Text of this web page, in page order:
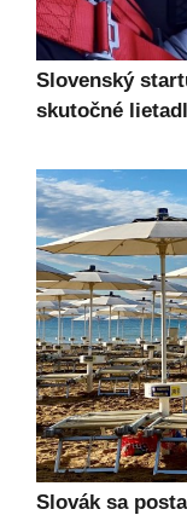
Slovenský
skutočné
Slovák sa